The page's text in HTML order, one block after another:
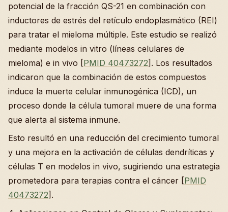
potencial de la fracción QS-21 en combinación con
inductores de estrés del retículo endoplasmático (REI)
para tratar el mieloma múltiple. Este estudio se realizó
mediante modelos in vitro (líneas celulares de
mieloma) e in vivo [PMID 40473272]. Los resultados
indicaron que la combinación de estos compuestos
induce la muerte celular inmunogénica (ICD), un
proceso donde la célula tumoral muere de una forma
que alerta al sistema inmune.
Esto resultó en una reducción del crecimiento tumoral
y una mejora en la activación de células dendríticas y
células T en modelos in vivo, sugiriendo una estrategia
prometedora para terapias contra el cáncer [PMID
40473272].